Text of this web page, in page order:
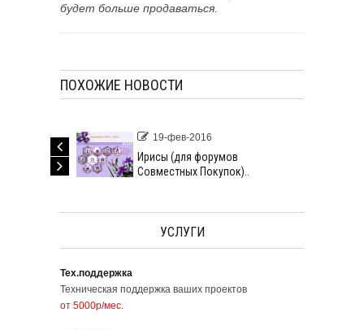
будет больше продаваться.
ПОХОЖИЕ НОВОСТИ
19-фев-2016
Ирисы (для форумов
Совместных Покупок)..
УСЛУГИ
Тех.поддержка
Техническая поддержка ваших проектов
от 5000р/мес.